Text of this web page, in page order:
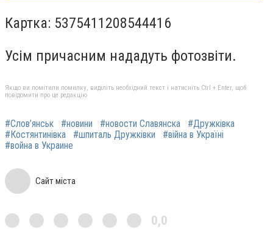
Картка: 5375411208544416
Усім причасним нададуть фотозвіти.
Якщо ви помітили помилку, виділіть необхідний текст і натисніть Ctrl + Enter, щоб
повідомити про це редакцію
#Слов’янськ #новини #новости Славянска
#Дружківка
#Костянтинівка
#шпиталь Дружківки
#війна в Україні
#война в Украине
Сайт міста
0,0